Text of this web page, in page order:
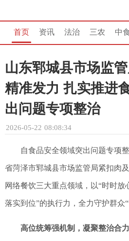
首页 资讯 法治 三农 中
山东郓城县市场监
精准发力 扎实推进
出问题专项整治
2026-05-22 08:08:34
自食品安全领域突出问题专项
省菏泽市郓城县市场监管局紧扣肉
网络餐饮三大重点领域，以“时时放
落实到位”的执行力，全力守护群众“
高位统筹强机制，凝聚整治合力